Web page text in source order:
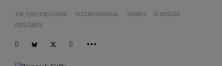
VIE UNIVERSITAIRE INTERNATIONAL SPORTS
SCIENCES
DIPLÔMÉS